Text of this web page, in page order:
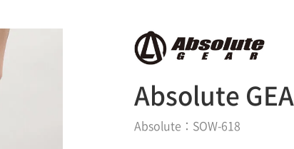
Absolute
Absolute：SOW-618